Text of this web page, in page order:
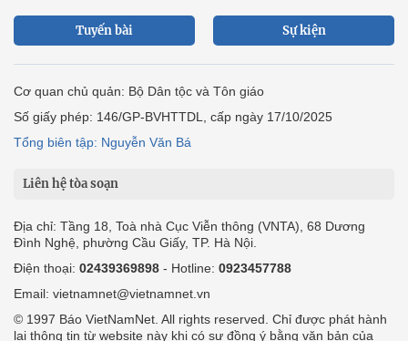
Tuyến bài Sự kiện
Cơ quan chủ quản: Bộ Dân tộc và Tôn giáo
Số giấy phép: 146/GP-BVHTTDL, cấp ngày 17/10/2025
Tổng biên tập: Nguyễn Văn Bá
Liên hệ tòa soạn
Địa chỉ: Tầng 18, Toà nhà Cục Viễn thông (VNTA), 68 Dương
Đình Nghệ, phường Cầu Giấy, TP. Hà Nội.
Điện thoại: 02439369898 - Hotline: 0923457788
Email: vietnamnet@vietnamnet.vn
© 1997 Báo VietNamNet. All rights reserved. Chỉ được phát hành
lại thông tin từ website này khi có sự đồng ý bằng văn bản của